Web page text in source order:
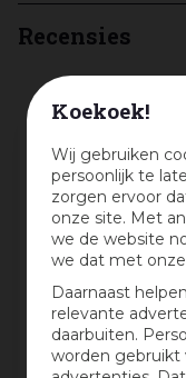
Koekoek!
Wij gebruiken
persoonlijk te
zorgen ervoor
onze site. Met
we de website
we dat met
Daarnaast
relevante
daarbuiten.
worden gebruikt
Recensies
Deel jouw
maandelijks kans
Beoordeling:*
Mijn ervaring in